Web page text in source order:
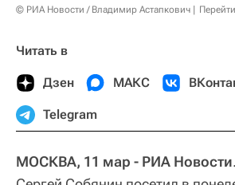
© РИА Новости / Владимир Астапкович
Читать в
Дзен МАКС
Telegram
МОСКВА, 11 мар - РИА Новости